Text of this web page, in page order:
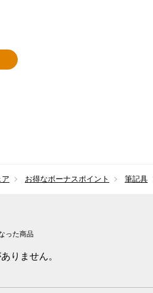
ア お得なボーナスポイント 筆記具
った商品
りません。